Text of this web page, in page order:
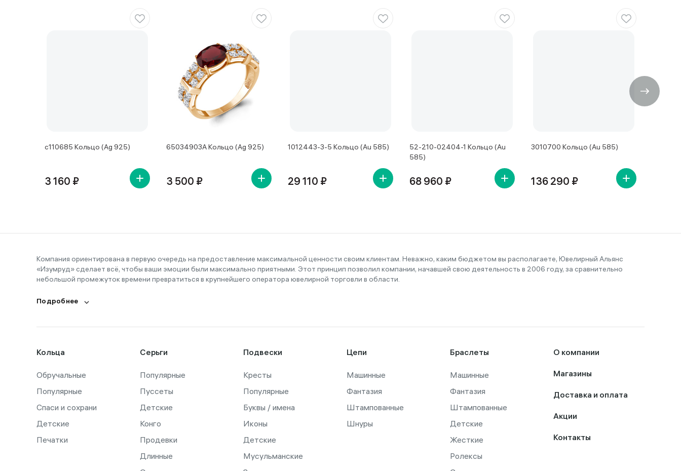
с110685 Кольцо (Ag 925)
3 160 ₽
65034903А Кольцо (Ag 925)
3 500 ₽
1012443-3-5 Кольцо (Au 585)
29 110 ₽
52-210-02404-1 Кольцо (Au
585)
68 960 ₽
3010700 Кольцо (Au 585)
136 290 ₽
Компания ориентирована в первую очередь на предоставление максимальной ценности своим клиентам. Неважно, каким бюджетом вы располагаете, Ювелирный Альянс
«Изумруд» сделает всё, чтобы ваши эмоции были максимально приятными. Этот принцип позволил компании, начавшей свою деятельность в 2006 году, за сравнительно
небольшой промежуток времени превратиться в крупнейшего оператора ювелирной торговли в области.
Подробнее
Кольца
Обручальные
Популярные
Спаси и сохрани
Детские
Печатки
Серьги
Популярные
Пуссеты
Детские
Конго
Продевки
Длинные
Подвески
Кресты
Популярные
Буквы / имена
Иконы
Детские
Мусульманские
Цепи
Машинные
Фантазия
Штампованные
Шнуры
Браслеты
Машинные
Фантазия
Штампованные
Детские
Жесткие
Ролексы
О компании
Магазины
Доставка и оплата
Акции
Контакты